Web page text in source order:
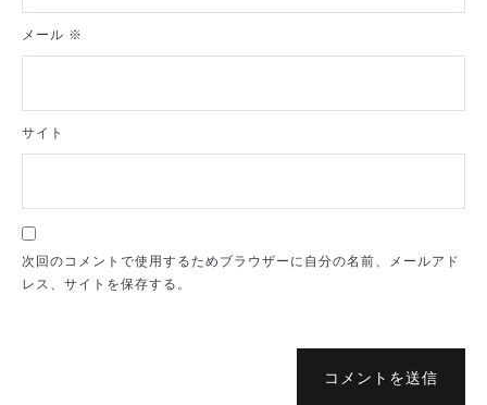
メール ※
サイト
次回のコメントで使用するためブラウザーに自分の名前、メールアド
レス、サイトを保存する。
コメントを送信